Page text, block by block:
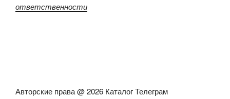
ответственности
Авторские права @ 2026 Каталог Телеграм